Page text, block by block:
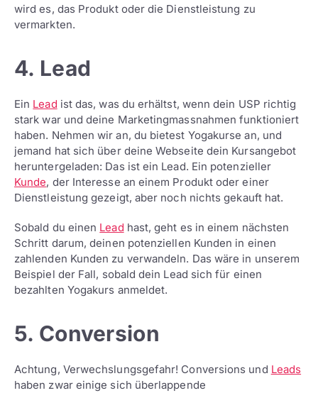
wird es, das Produkt oder die Dienstleistung zu
vermarkten.
4. Lead
Ein Lead ist das, was du erhältst, wenn dein USP richtig
stark war und deine Marketingmassnahmen funktioniert
haben. Nehmen wir an, du bietest Yogakurse an, und
jemand hat sich über deine Webseite dein Kursangebot
heruntergeladen: Das ist ein Lead. Ein potenzieller
Kunde, der Interesse an einem Produkt oder einer
Dienstleistung gezeigt, aber noch nichts gekauft hat.
Sobald du einen Lead hast, geht es in einem nächsten
Schritt darum, deinen potenziellen Kunden in einen
zahlenden Kunden zu verwandeln. Das wäre in unserem
Beispiel der Fall, sobald dein Lead sich für einen
bezahlten Yogakurs anmeldet.
5. Conversion
Achtung, Verwechslungsgefahr! Conversions und Leads
haben zwar einige sich überlappende